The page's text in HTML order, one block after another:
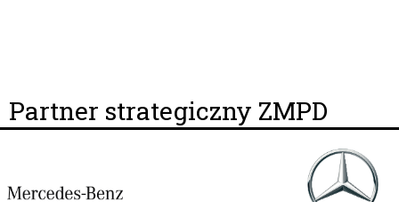
Partner strategiczny ZMPD